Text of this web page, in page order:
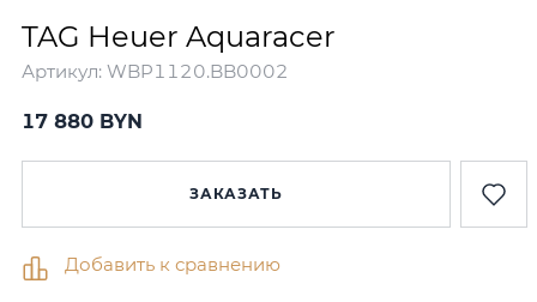
TAG Heuer Aquaracer
Артикул: WBP1120.BB0002
17 880 BYN
ЗАКАЗАТЬ
Добавить к сравнению